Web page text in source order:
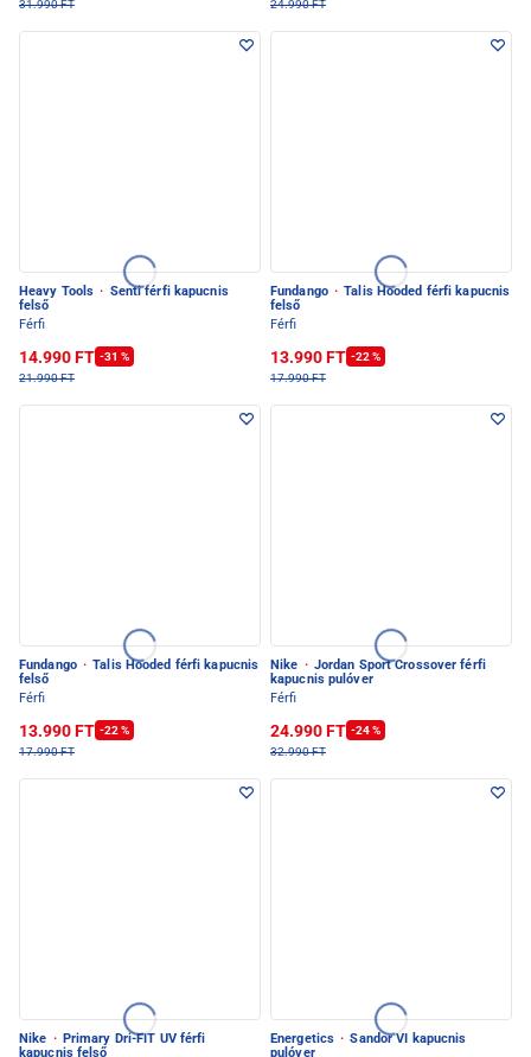
31.990 FT
24.990 FT
Heavy Tools · Senti férfi kapucnis
felső
Férfi
14.990 FT -31 %
21.990 FT
Fundango · Talis Hooded férfi kapucnis
felső
Férfi
13.990 FT -22 %
17.990 FT
Fundango · Talis Hooded férfi kapucnis
felső
Férfi
13.990 FT -22 %
17.990 FT
Nike · Jordan Sport Crossover férfi
kapucnis pulóver
Férfi
24.990 FT -24 %
32.990 FT
Nike · Primary Dri-FIT UV férfi
kapucnis felső
Energetics · Sandor VI kapucnis
pulóver